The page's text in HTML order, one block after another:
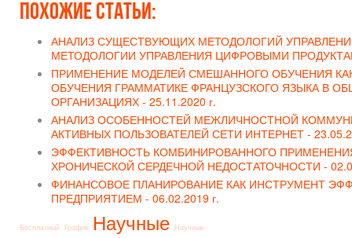
Похожие статьи:
АНАЛИЗ СУЩЕСТВУЮЩИХ МЕТОДОЛОГИЙ
МЕТОДОЛОГИИ УПРАВЛЕНИЯ ЦИФРОВЫМИ
ПРИМЕНЕНИЕ МОДЕЛЕЙ СМЕШАННОГО ОБУЧЕНИЯ
ОБУЧЕНИЯ ГРАММАТИКЕ ФРАНЦУЗСКОГО ЯЗЫКА В
ОРГАНИЗАЦИЯХ - 25.11.2020 г.
АНАЛИЗ ОСОБЕННОСТЕЙ МЕЖЛИЧНОСТНОЙ
АКТИВНЫХ ПОЛЬЗОВАТЕЛЕЙ СЕТИ ИНТЕРНЕТ -
ЭФФЕКТИВНОСТЬ КОМБИНИРОВАННОГО
ХРОНИЧЕСКОЙ СЕРДЕЧНОЙ НЕДОСТАТОЧНОСТИ -
ФИНАНСОВОЕ ПЛАНИРОВАНИЕ КАК ИНСТРУМЕНТ
ПРЕДПРИЯТИЕМ - 06.02.2019 г.
Бесплатный График Научные Научные